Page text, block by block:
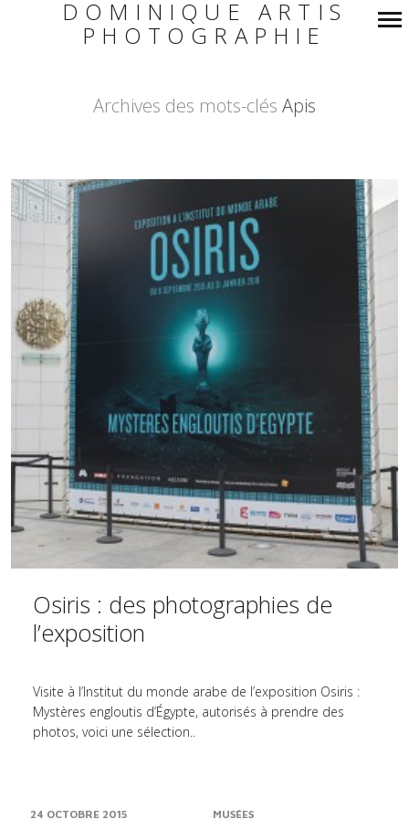
Navigation
DOMINIQUE ARTIS
PHOTOGRAPHIE
Archives des mots-clés Apis
Osiris : des photographies de
l’exposition
Visite à l’Institut du monde arabe de l’exposition Osiris :
Mystères engloutis d’Égypte, autorisés à prendre des
photos, voici une sélection..
24 OCTOBRE 2015 MUSÉES